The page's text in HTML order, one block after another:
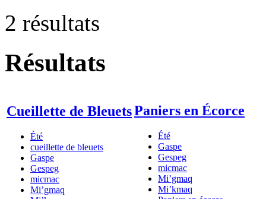
2 résultats
Résultats
Cueillette de Bleuets
Été
cueillette de bleuets
Gaspe
Gespeg
micmac
Mi’gmaq
Paniers en Écorce
Été
Gaspe
Gespeg
micmac
Mi’gmaq
Mi’kmaq